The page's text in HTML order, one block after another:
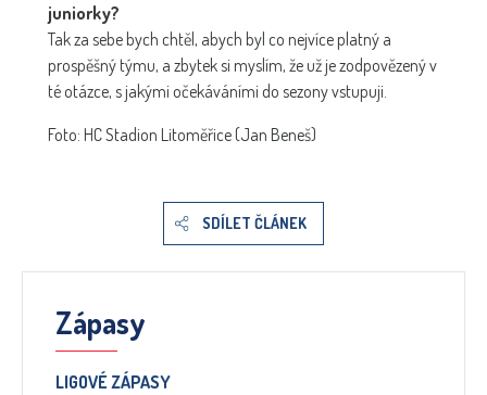
juniorky?
Tak za sebe bych chtěl, abych byl co nejvíce platný a
prospěšný týmu, a zbytek si myslím, že už je zodpovězený v
té otázce, s jakými očekáváními do sezony vstupuji.
Foto: HC Stadion Litoměřice (Jan Beneš)
SDÍLET ČLÁNEK
Zápasy
LIGOVÉ ZÁPASY